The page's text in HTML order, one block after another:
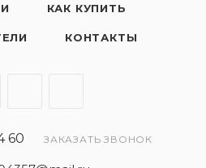
КАК КУПИТЬ
КОНТАКТЫ
60 ЗАКАЗАТЬ ЗВОНОК